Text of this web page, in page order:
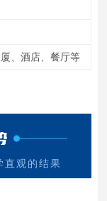
、酒店、餐厅等
直观的结果